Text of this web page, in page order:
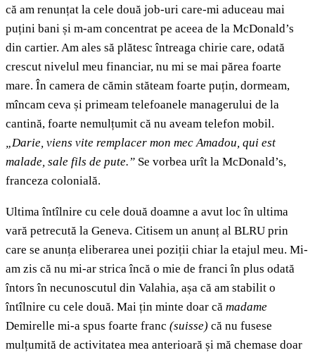
că am renunțat la cele două job-uri care-mi aduceau mai
puțini bani și m-am concentrat pe aceea de la McDonald’s
din cartier. Am ales să plătesc întreaga chirie care, odată
crescut nivelul meu financiar, nu mi se mai părea foarte
mare. În camera de cămin stăteam foarte puțin, dormeam,
mîncam ceva și primeam telefoanele managerului de la
cantină, foarte nemulțumit că nu aveam telefon mobil.
„Darie, viens vite remplacer mon mec Amadou, qui est
malade, sale fils de pute.” Se vorbea urît la McDonald’s,
franceza colonială.
Ultima întîlnire cu cele două doamne a avut loc în ultima
vară petrecută la Geneva. Citisem un anunț al BLRU prin
care se anunța eliberarea unei poziții chiar la etajul meu. Mi-
am zis că nu mi-ar strica încă o mie de franci în plus odată
întors în necunoscutul din Valahia, așa că am stabilit o
întîlnire cu cele două. Mai țin minte doar că madame
Demirelle mi-a spus foarte franc (suisse) că nu fusese
mulțumită de activitatea mea anterioară și mă chemase doar